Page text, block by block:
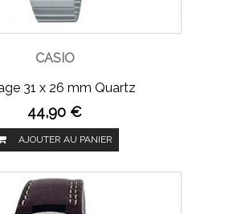
CASIO
31 x 26 mm Quartz
44,90 €
AJOUTER AU PANIER